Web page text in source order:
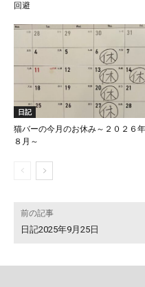
回避
日記
猫バーの今月のお休み～２０２６年
８月～
前の記事
日記2025年9月25日